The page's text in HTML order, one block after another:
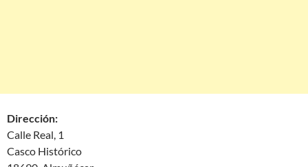
Dirección:
Calle Real, 1
Casco Histórico